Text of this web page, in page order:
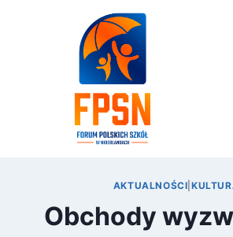
AKTUALNOŚCI
Obchody